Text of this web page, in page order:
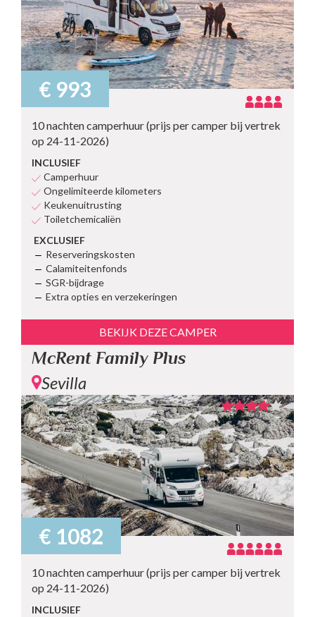
€ 993
10 nachten camperhuur (prijs per camper bij vertrek
op 24-11-2026)
INCLUSIEF
Camperhuur
Ongelimiteerde kilometers
Keukenuitrusting
Toiletchemicaliën
EXCLUSIEF
Reserveringskosten
Calamiteitenfonds
SGR-bijdrage
Extra opties en verzekeringen
BEKIJK DEZE CAMPER
McRent Family Plus
Sevilla
€ 1082
10 nachten camperhuur (prijs per camper bij vertrek
op 24-11-2026)
INCLUSIEF